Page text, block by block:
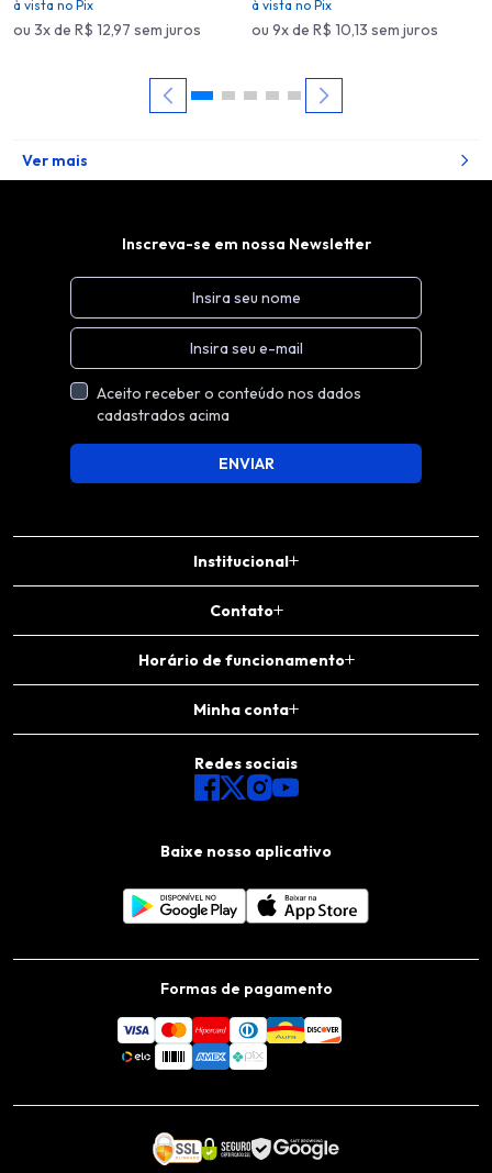
à vista no Pix
ou 3x de R$ 12,97 sem juros
à vista no Pix
ou 9x de R$ 10,13 sem juros
Ver mais
Institucional
Contato
Horário de funcionamento
Minha conta
Baixe nosso aplicativo
Redes sociais
Inscreva-se em nossa Newsletter
Aceito receber o conteúdo nos dados
cadastrados acima
ENVIAR
Formas de pagamento